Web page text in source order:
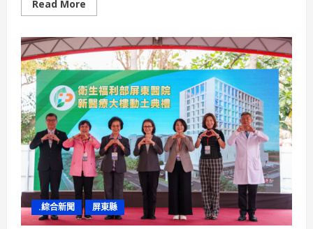
意
向
Read More
more
世
代
參
與
植
樹
活
動
為
屏
東
可
可
種
下
新
希
望
.綜合新聞 屏東縣